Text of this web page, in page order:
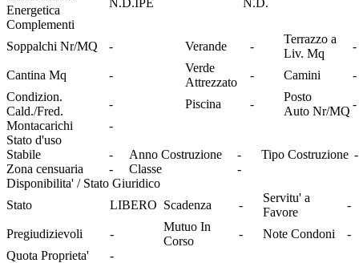
Energetica
N.D.IPE
N.D.
Complementi
Soppalchi Nr/MQ
- Verande -
Terrazzo a
Liv. Mq
-
Cantina Mq -
Verde
Attrezzato
- Camini
-
Condizion.
Cald./Fred.
- Piscina -
Posto
Auto Nr/MQ
-
Montacarichi
-
Stato d'uso
Stabile
- Anno Costruzione - Tipo Costruzione -
Zona censuaria
- Classe
-
Disponibilita' / Stato Giuridico
Stato
LIBERO Scadenza -
Servitu' a
Favore
-
Pregiudizievoli -
Mutuo In
Corso
- Note Condoni
-
Quota Proprieta'
-